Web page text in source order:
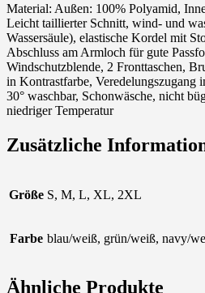
Material: Außen: 100% Polyamid,
Leicht taillierter Schnitt, wind- und
Wassersäule), elastische Kordel mit
Abschluss am Armloch für gute
Windschutzblende, 2 Fronttaschen,
in Kontrastfarbe, Veredelungszugang
30° waschbar, Schonwäsche, nicht
niedriger Temperatur
Zusätzliche
Größe S, M, L, XL, 2XL
Farbe blau/weiß, grün/weiß, navy/
Ähnliche Produkte